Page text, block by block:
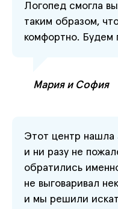
Логопед смогла
таким образом,
комфортно.
Мария и София
Этот центр нашла
и ни разу не
обратились
не выговаривал
и мы решили